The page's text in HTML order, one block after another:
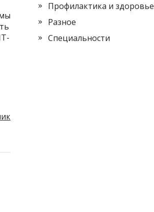
Профилактика и здоровье
Разное
Специальности